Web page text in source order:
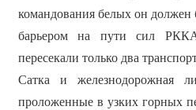
командования белых он
барьером на пути сил
пересекали только два
Сатка и железнодорожная
проложенные в узких горных